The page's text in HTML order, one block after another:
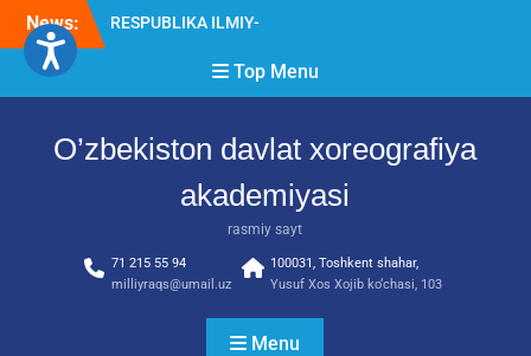
Skip
content
News:
Diqqat e’lon!
2026” tadbiri bo‘lib o‘tdi
Top Menu
O’zbekiston davlat xoreografiya
akademiyasi
rasmiy sayt
71 215 55 94
milliyraqs@umail.uz
100031, Toshkent shahar,
Yusuf Xos Xojib ko‘chasi, 103
Menu